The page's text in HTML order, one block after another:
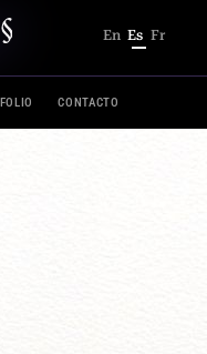
CONTACTO
En Es Fr